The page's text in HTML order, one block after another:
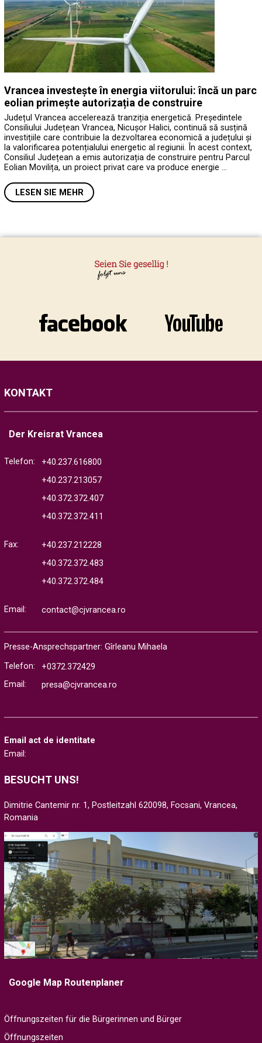
Vrancea investește în energia viitorului: încă un parc
eolian primește autorizația de construire
Județul Vrancea accelerează tranziția energetică. Președintele
Consiliului Județean Vrancea, Nicușor Halici, continuă să susțină
investițiile care contribuie la dezvoltarea economică a județului și
la valorificarea potențialului energetic al regiunii. În acest context,
Consiliul Județean a emis autorizația de construire pentru Parcul
Eolian Movilița, un proiect privat care va produce energie …
LESEN SIE MEHR
KONTAKT
Der Kreisrat Vrancea
Telefon:
+40.237.616800
+40.237.213057
+40.372.372.407
+40.372.372.411
Fax:
+40.237.212228
+40.372.372.483
+40.372.372.484
Email: contact@cjvrancea.ro
Presse-Ansprechspartner: Gîrleanu Mihaela
Telefon:
+0372.372429
Email:
presa@cjvrancea.ro
Email act de identitate
Email:
BESUCHT UNS!
Dimitrie Cantemir nr. 1, Postleitzahl 620098, Focsani, Vrancea,
Romania
Google Map Routenplaner
Öffnungszeiten für die Bürgerinnen und Bürger
Öffnungszeiten